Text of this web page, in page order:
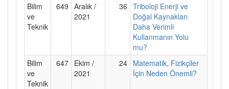
Bilim
ve
Teknik
649 Aralık /
2021
36 Triboloji Enerji ve
Doğal Kaynakları
Daha Verimli
Kullanmanın Yolu
mu?
Bilim
ve
Teknik
647 Ekim /
2021
24 Matematik, Fizikçiler
İçin Neden Önemli?